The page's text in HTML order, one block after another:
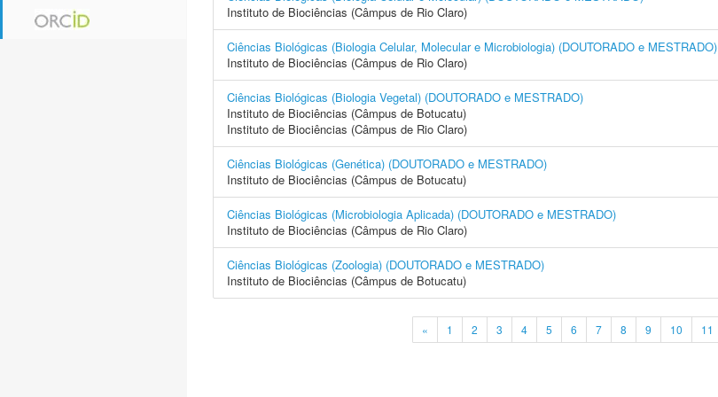
Instituto de Biociências (Câmpus de Rio Claro)
Ciências Biológicas (Biologia Celular, Molecular e Microbiologia) (DOUTORADO e MESTRADO)
Instituto de Biociências (Câmpus de Rio Claro)
Ciências Biológicas (Biologia Vegetal) (DOUTORADO e MESTRADO)
Instituto de Biociências (Câmpus de Botucatu)
Instituto de Biociências (Câmpus de Rio Claro)
Ciências Biológicas (Genética) (DOUTORADO e MESTRADO)
Instituto de Biociências (Câmpus de Botucatu)
Ciências Biológicas (Microbiologia Aplicada) (DOUTORADO e MESTRADO)
Instituto de Biociências (Câmpus de Rio Claro)
Ciências Biológicas (Zoologia) (DOUTORADO e MESTRADO)
Instituto de Biociências (Câmpus de Botucatu)
« 1 2 3 4 5 6 7 8 9 10 11